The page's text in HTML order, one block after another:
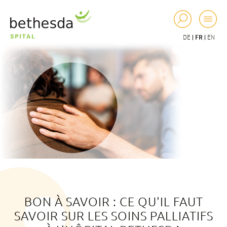
DE FR EN
BON À SAVOIR : CE QU'IL FAUT
SAVOIR SUR LES SOINS PALLIATIFS